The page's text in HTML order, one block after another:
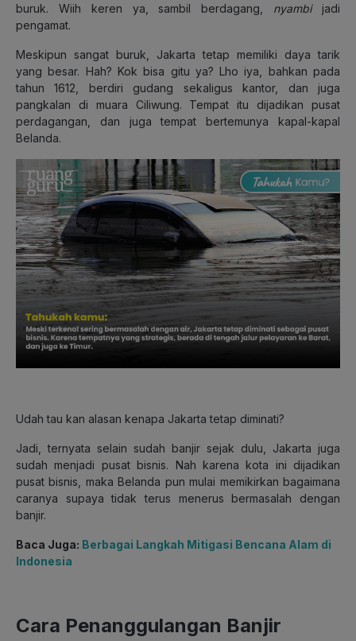
buruk. Wiih keren ya, sambil berdagang, nyambijadi
pengamat.
Meskipun sangat buruk, Jakarta tetap memiliki daya tarik
yang besar. Hah? Kok bisa gitu ya? Lho iya, bahkan pada
tahun 1612, berdiri gudang sekaligus kantor, dan juga
pangkalan di muara Ciliwung. Tempat itu dijadikan pusat
perdagangan, dan juga tempat bertemunya kapal-kapal
Belanda.
Udah tau kan alasan kenapa Jakarta tetap diminati?
Jadi, ternyata selain sudah banjir sejak dulu, Jakarta juga
sudah menjadi pusat bisnis. Nah karena kota ini dijadikan
pusat bisnis, maka Belanda pun mulai memikirkan bagaimana
caranya supaya tidak terus menerus bermasalah dengan
banjir.
Baca Juga: Berbagai Langkah Mitigasi Bencana Alam di
Indonesia
Cara Penanggulangan Banjir